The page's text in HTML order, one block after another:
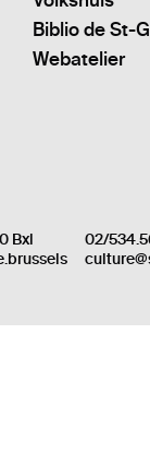
Biblio de St-
Webatelier
Bxl
02/